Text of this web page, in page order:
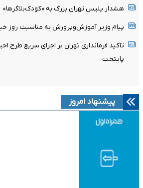
هشدار پلیس تهران بزرگ به «کودک‌بلاگرها»
پیام وزیر آموزش‌وپرورش به مناسبت روز
تاکید فرمانداری تهران بر اجرای سریع طرح
پایتخت
پیشنهاد امروز